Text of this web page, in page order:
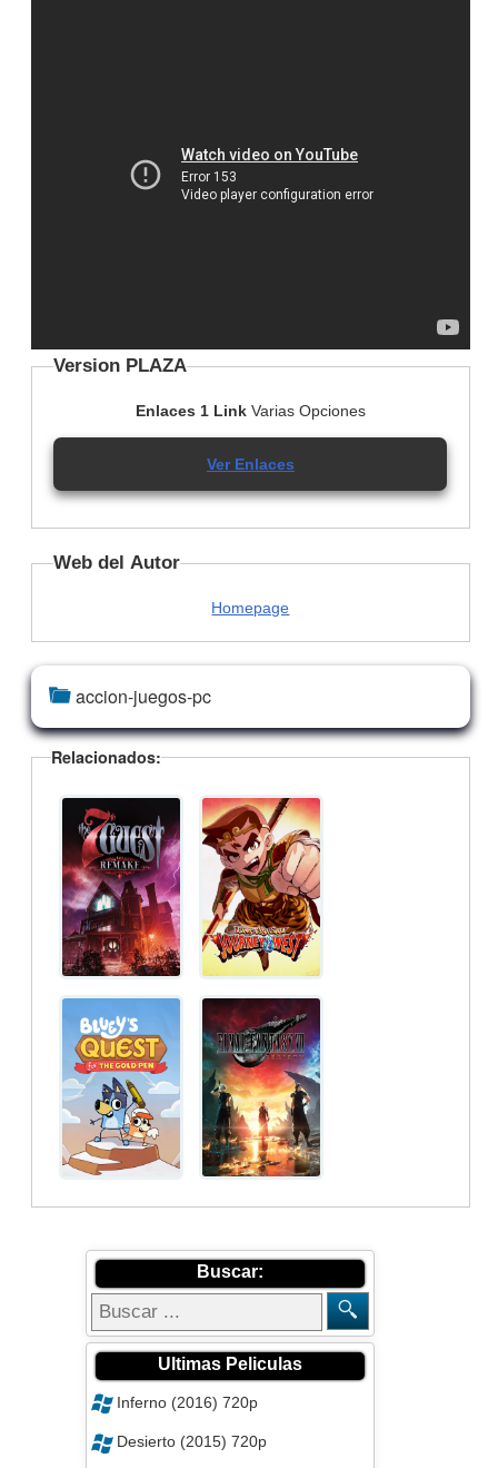
Version PLAZA
Enlaces 1 LinkVarias Opciones
Ver Enlaces
Web del Autor
Homepage
accion-juegos-pc
Relacionados:
Buscar:
Ultimas Peliculas
Inferno (2016) 720p
Desierto (2015) 720p